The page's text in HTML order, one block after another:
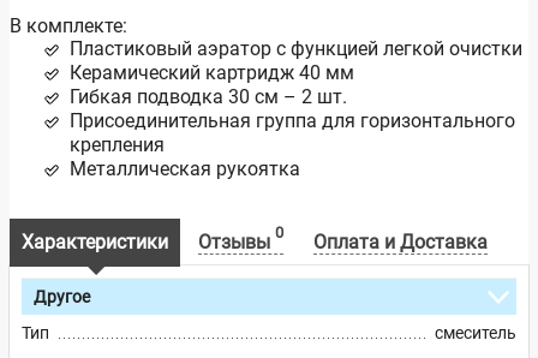
В комплекте:
Пластиковый аэратор с функцией легкой очистки
Керамический картридж 40 мм
Гибкая подводка 30 см – 2 шт.
Присоединительная группа для горизонтального
крепления
Металлическая рукоятка
Характеристики Отзывы 0 Оплата и Доставка
Другое
Тип
смеситель